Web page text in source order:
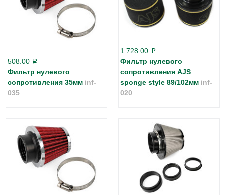
508.00 p
Фильтр нулевого
сопротивления 35мм inf-
035
1 728.00 p
Фильтр нулевого
сопротивления AJS
sponge style 89/102мм inf-
020